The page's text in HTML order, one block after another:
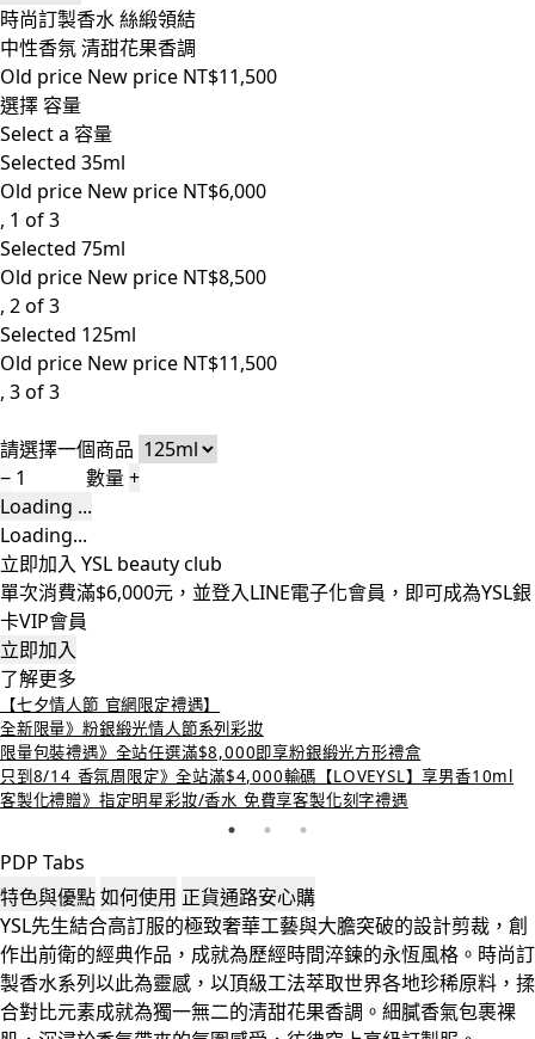
時尚訂製香水 絲緞領結
中性香氛 清甜花果香調
Old price New price NT$11,500
選擇 容量
Select a 容量
Selected 35ml
Old price New price NT$6,000
, 1 of 3
Selected 75ml
Old price New price NT$8,500
, 2 of 3
Selected 125ml
Old price New price NT$11,500
, 3 of 3
請選擇一個商品
−
數量+
Loading ...
Loading...
立即加入 YSL beauty club
單次消費滿$6,000元，並登入LINE電子化會員，即可成為YSL銀
卡VIP會員
立即加入
了解更多
【七夕情人節 官網限定禮遇】
全新限量》粉銀緞光情人節系列彩妝
限量包裝禮遇》全站任選滿$8,000即享粉銀緞光方形禮盒
只到8/14 香氛周限定》全站滿$4,000輸碼【LOVEYSL】享男香10ml
客製化禮贈》指定明星彩妝/香水 免費享客製化刻字禮遇
PDP Tabs
特色與優點如何使用 正貨通路安心購
YSL先生結合高訂服的極致奢華工藝與大膽突破的設計剪裁，創
作出前衛的經典作品，成就為歷經時間淬鍊的永恆風格。時尚訂
製香水系列以此為靈感，以頂級工法萃取世界各地珍稀原料，揉
合對比元素成就為獨一無二的清甜花果香調。細膩香氣包裹裸